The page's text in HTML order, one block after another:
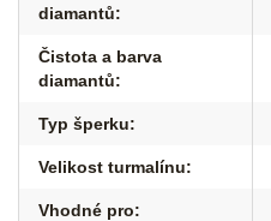
diamantů:
Čistota a barva
diamantů:
Typ šperku:
Velikost turmalínu:
Vhodné pro: